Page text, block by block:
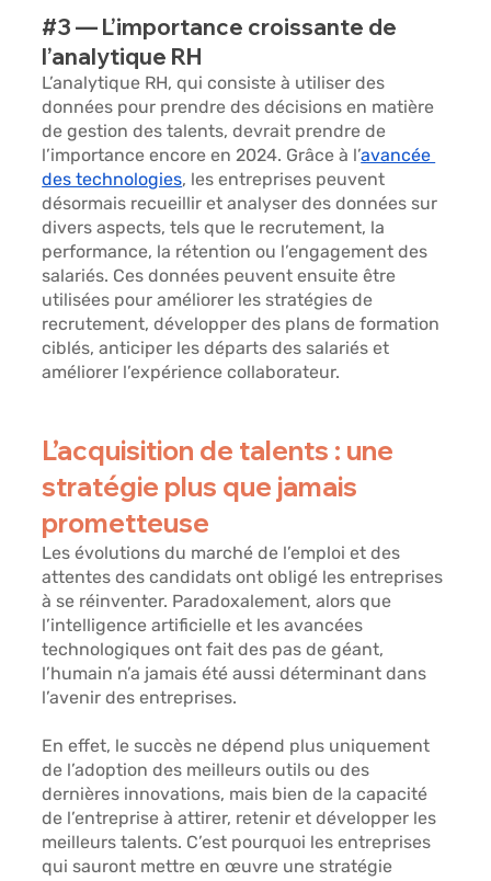
#3 — L’importance croissante de
l’analytique RH
L’analytique RH, qui consiste à utiliser des
données pour prendre des décisions en matière
de gestion des talents, devrait prendre de
l’importance encore en 2024. Grâce à l’avancée
des technologies, les entreprises peuvent
désormais recueillir et analyser des données sur
divers aspects, tels que le recrutement, la
performance, la rétention ou l’engagement des
salariés. Ces données peuvent ensuite être
utilisées pour améliorer les stratégies de
recrutement, développer des plans de formation
ciblés, anticiper les départs des salariés et
améliorer l’expérience collaborateur.
L’acquisition de talents : une
stratégie plus que jamais
prometteuse
Les évolutions du marché de l’emploi et des
attentes des candidats ont obligé les entreprises
à se réinventer. Paradoxalement, alors que
l’intelligence artificielle et les avancées
technologiques ont fait des pas de géant,
l’humain n’a jamais été aussi déterminant dans
l’avenir des entreprises.
En effet, le succès ne dépend plus uniquement
de l’adoption des meilleurs outils ou des
dernières innovations, mais bien de la capacité
de l’entreprise à attirer, retenir et développer les
meilleurs talents. C’est pourquoi les entreprises
qui sauront mettre en œuvre une stratégie